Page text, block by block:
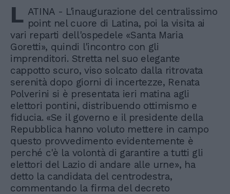
L ATINA - L'inaugurazione del centralissimo
point nel cuore di Latina, poi la visita ai
vari reparti dell'ospedele «Santa Maria
Goretti», quindi l'incontro con gli
imprenditori. Stretta nel suo elegante
cappotto scuro, viso solcato dalla ritrovata
serenità dopo giorni di incertezze, Renata
Polverini si è presentata ieri matina agli
elettori pontini, distribuendo ottimismo e
fiducia. «Se il governo e il presidente della
Repubblica hanno voluto mettere in campo
questo provvedimento evidentemente è
perché c'è la volontà di garantire a tutti gli
elettori del Lazio di andare alle urne», ha
detto la candidata del centrodestra,
commentando la firma del decreto